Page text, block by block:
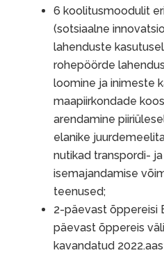
6 koolitusmoodulit
(sotsiaalne
lahenduste
rohepöörde
loomine ja inimeste
maapiirkondade
arendamine
elanike
nutikad transpordi-
isemajandamise
teenused;
2-päevast õppereisi
päevast õppereis
kavandatud